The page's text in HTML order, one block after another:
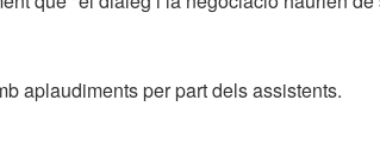
aplaudiments per part dels assistents.